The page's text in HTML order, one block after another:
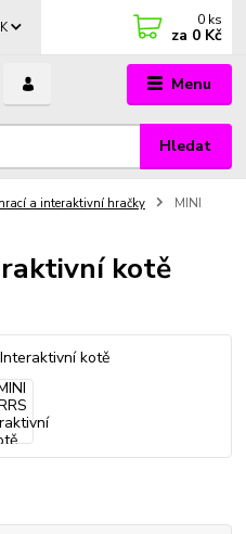
Menu
Hledat
0 ks
za 0 Kč
a interaktivní hračky
MINI
kotě